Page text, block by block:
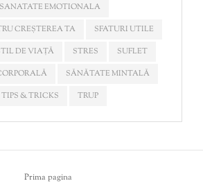
SANATATE EMOTIONALA
CREȘTEREA TA
SFATURI UTILE
DE VIAȚĂ STRES
SUFLET
SĂNĂTATE MINTALĂ
TIPS & TRICKS
TRUP
Prima pagina